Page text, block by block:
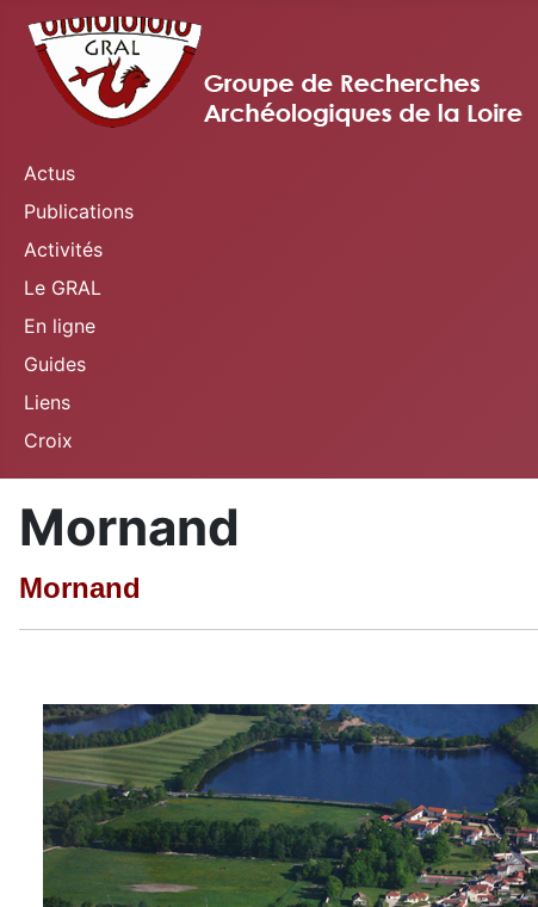
Actus
Publications
Activités
Le GRAL
En ligne
Guides
Liens
Croix
Mornand
Mornand